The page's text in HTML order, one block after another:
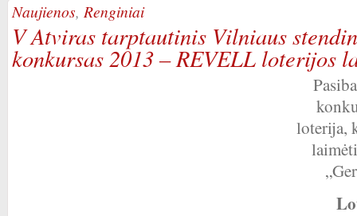
Naujienos, Renginiai
V Atviras tarptautinis Vilniaus
konkursas 2013 – REVELL loterijos
loterija,